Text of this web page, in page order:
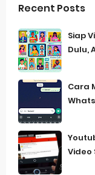
Recent Posts
Siap
Dulu,
Cara
Video